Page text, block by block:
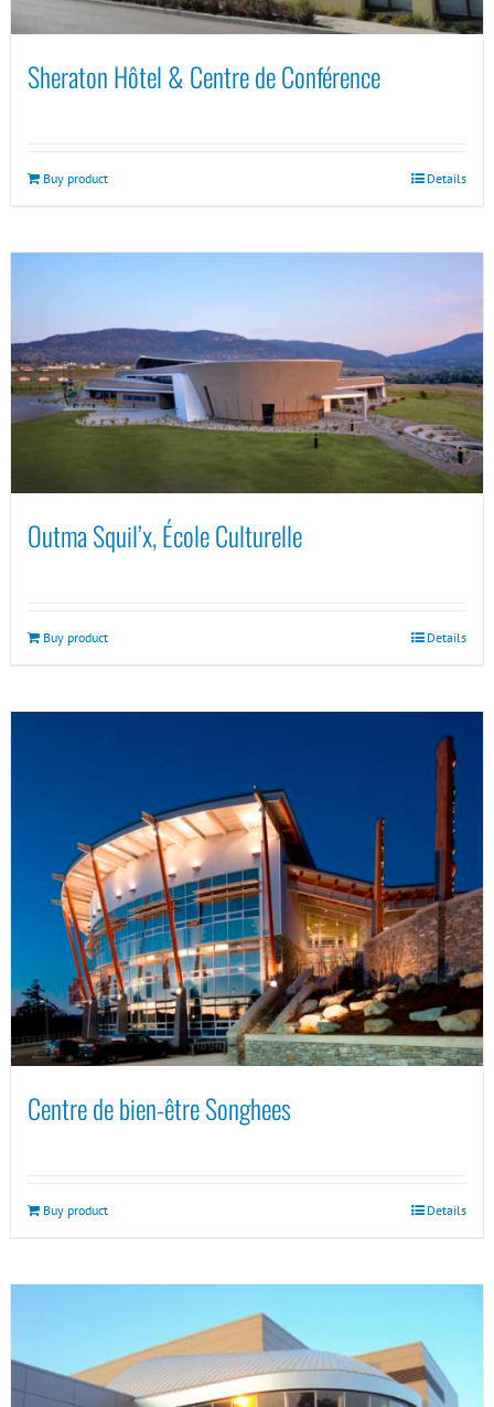
Sheraton Hôtel & Centre de Conférence
Buy product Details
Outma Squil’x, École Culturelle
Buy product Details
Centre de bien-être Songhees
Buy product Details